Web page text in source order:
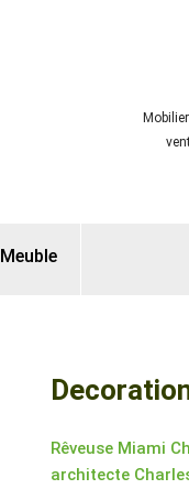
Meuble
Rêveuse Miami
architecte